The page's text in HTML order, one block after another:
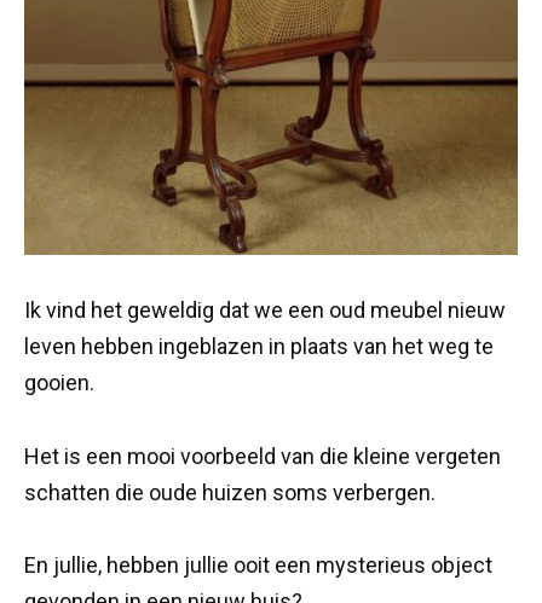
Ik vind het geweldig dat we een oud meubel nieuw
leven hebben ingeblazen in plaats van het weg te
gooien.
Het is een mooi voorbeeld van die kleine vergeten
schatten die oude huizen soms verbergen.
En jullie, hebben jullie ooit een mysterieus object